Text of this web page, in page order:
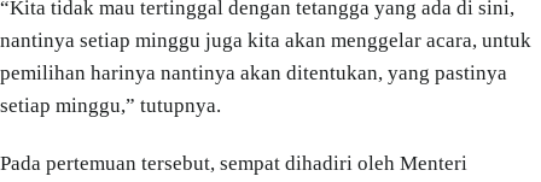
“Kita tidak mau tertinggal dengan tetangga yang ada di sini,
nantinya setiap minggu juga kita akan menggelar acara, untuk
pemilihan harinya nantinya akan ditentukan, yang pastinya
setiap minggu,” tutupnya.
Pada pertemuan tersebut, sempat dihadiri oleh Menteri